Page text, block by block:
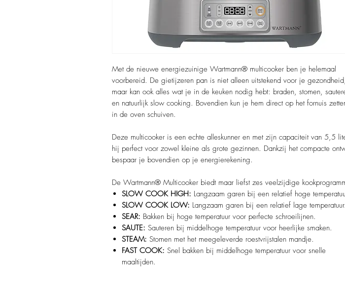
Met de nieuwe energiezuinige Wartmann® multicooker ben je helemaal
voorbereid. De gietijzeren pan is niet alleen uitstekend voor je gezondheid,
maar kan ook alles wat je in de keuken nodig hebt: braden, stomen,
en natuurlijk slow cooking. Bovendien kun je hem direct op het fornuis
in de oven schuiven.
Deze multicooker is een echte alleskunner en met zijn capaciteit van 5,5
hij perfect voor zowel kleine als grote gezinnen. Dankzij het compacte
bespaar je bovendien op je energierekening.
De Wartmann® Multicooker biedt maar liefst zes veelzijdige
SLOW COOK HIGH: Langzaam garen bij een relatief hoge
SLOW COOK LOW: Langzaam garen bij een relatief lage temperatuur.
SEAR: Bakken bij hoge temperatuur voor perfecte schroeilijnen.
SAUTE: Sauteren bij middelhoge temperatuur voor heerlijke smaken.
STEAM: Stomen met het meegeleverde roestvrijstalen mandje.
FAST COOK: Snel bakken bij middelhoge temperatuur voor snelle
maaltijden.